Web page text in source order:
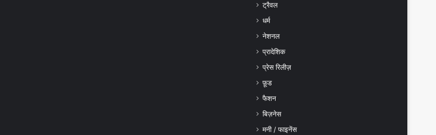
ट्रैवल
धर्म
नेशनल
प्रादेशिक
प्रेस रिलीज़
फ़ूड
फैशन
बिज़नेस
मनी / फाइनेंस